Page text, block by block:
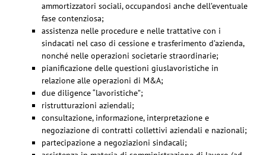
ammortizzatori sociali, occupandosi anche dell’eventuale
fase contenziosa;
assistenza nelle procedure e nelle trattative con i
sindacati nel caso di cessione e trasferimento d’azienda,
nonché nelle operazioni societarie straordinarie;
pianificazione delle questioni giuslavoristiche in
relazione alle operazioni di M&A;
due diligence “lavoristiche”;
ristrutturazioni aziendali;
consultazione, informazione, interpretazione e
negoziazione di contratti collettivi aziendali e nazionali;
partecipazione a negoziazioni sindacali;